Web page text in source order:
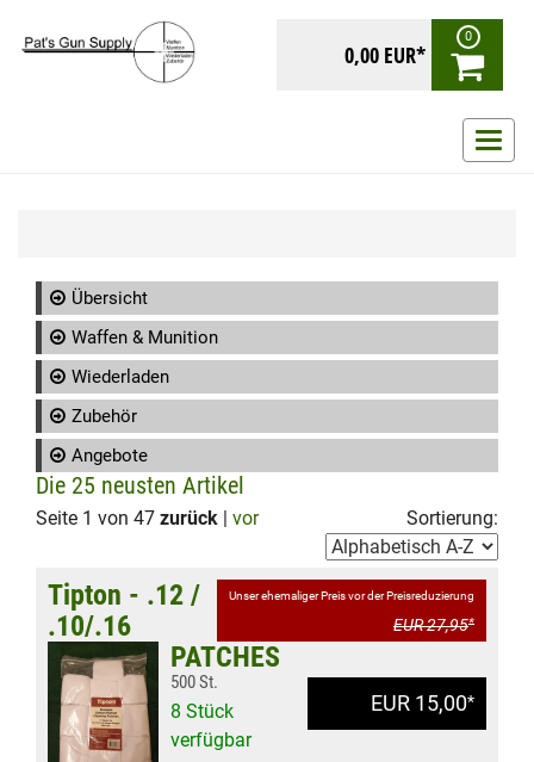
0,00 EUR*
0
ein-/
Übersicht
Waffen & Munition
Wiederladen
Zubehör
Angebote
Die 25 neusten Artikel
Seite 1 von 47 zurück | vor Sortierung:
Unser ehemaliger Preis vor der Preisreduzierung
EUR 27,95*
EUR 15,00*
Tipton - .12 /
.10/.16
PATCHES
500 St.
8 Stück
verfügbar